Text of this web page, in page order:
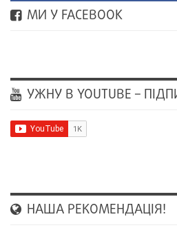
МИ У FACEBOOK
УЖНУ В YOUTUBE –
НАША РЕКОМЕНДАЦІЯ!